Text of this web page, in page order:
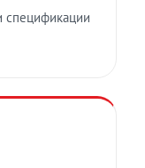
спецификации